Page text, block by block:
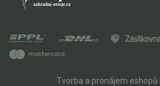
Tvorba a pronájem eshopů